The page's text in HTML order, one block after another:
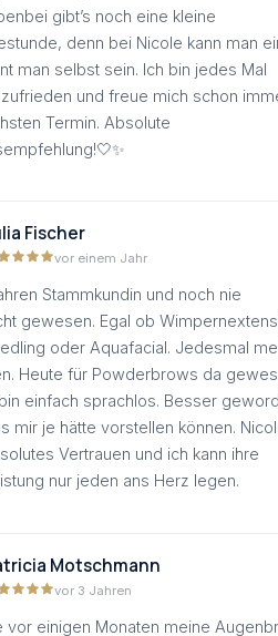
gibt’s noch eine kleine
denn bei Nicole kann man
man selbst sein. Ich bin jedes Mal
und freue mich schon
Termin. Absolute
Fischer
vor einem Jahr
Stammkundin und noch nie
gewesen. Egal ob
oder Aquafacial. Jedesmal
Heute für Powderbrows da
einfach sprachlos. Besser
mir je hätte vorstellen können.
Vertrauen und ich kann ihre
nur jeden ans Herz legen.
Motschmann
vor 3 Jahren
vor einigen Monaten meine